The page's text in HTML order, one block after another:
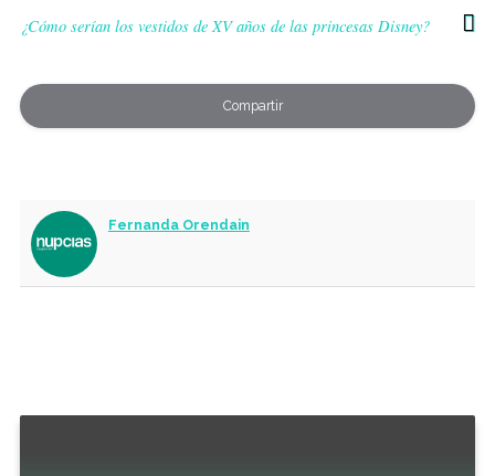
¿Cómo serían los vestidos de XV años de las princesas Disney?
Compartir
Fernanda Orendain